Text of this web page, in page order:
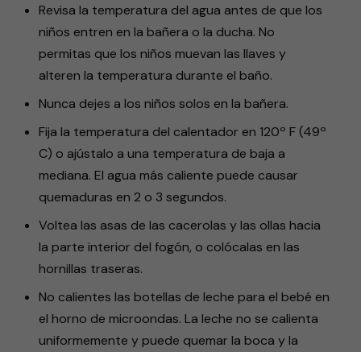
Revisa la temperatura del agua antes de que los
niños entren en la bañera o la ducha. No
permitas que los niños muevan las llaves y
alteren la temperatura durante el baño.
Nunca dejes a los niños solos en la bañera.
Fija la temperatura del calentador en 120º F (49º
C) o ajústalo a una temperatura de baja a
mediana. El agua más caliente puede causar
quemaduras en 2 o 3 segundos.
Voltea las asas de las cacerolas y las ollas hacia
la parte interior del fogón, o colócalas en las
hornillas traseras.
No calientes las botellas de leche para el bebé en
el horno de microondas. La leche no se calienta
uniformemente y puede quemar la boca y la